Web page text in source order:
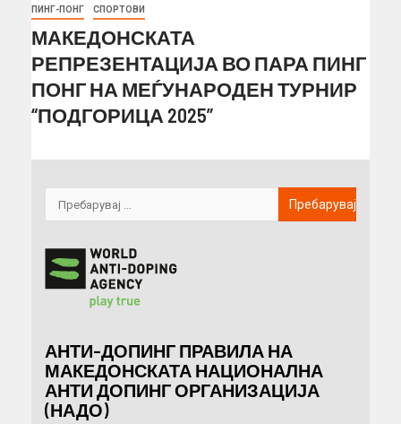
ПИНГ-ПОНГ СПОРТОВИ
МАКЕДОНСКАТА
РЕПРЕЗЕНТАЦИЈА ВО ПАРА ПИНГ
ПОНГ НА МЕЃУНАРОДЕН ТУРНИР
“ПОДГОРИЦА 2025”
АНТИ-ДОПИНГ ПРАВИЛА НА
МАКЕДОНСКАТА НАЦИОНАЛНА
АНТИ ДОПИНГ ОРГАНИЗАЦИЈА
(НАДО)